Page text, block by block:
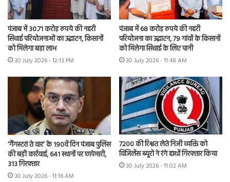
पंजाब में 30.71 करोड़ रुपये की नहरी
सिंचाई परियोजनाओं का उद्घाटन, किसानों
को मिलेगा बड़ा लाभ
30 July 2026 - 12:13 PM
पंजाब में 68 करोड़ रुपये की नहरी
परियोजना का उद्घाटन, 79 गांवों के किसानों
को मिलेगा सिंचाई के लिए पानी
30 July 2026 - 11:48 AM
‘गैंगस्टरां ते वार’ के 190वें दिन पंजाब पुलिस
की बड़ी कार्रवाई, 641 स्थानों पर छापेमारी,
313 गिरफ्तार
30 July 2026 - 11:16 AM
7200 की रिश्वत लेते निजी व्यक्ति को
विजिलेंस ब्यूरो ने रंगे हाथों गिरफ्तार किया
30 July 2026 - 11:02 AM